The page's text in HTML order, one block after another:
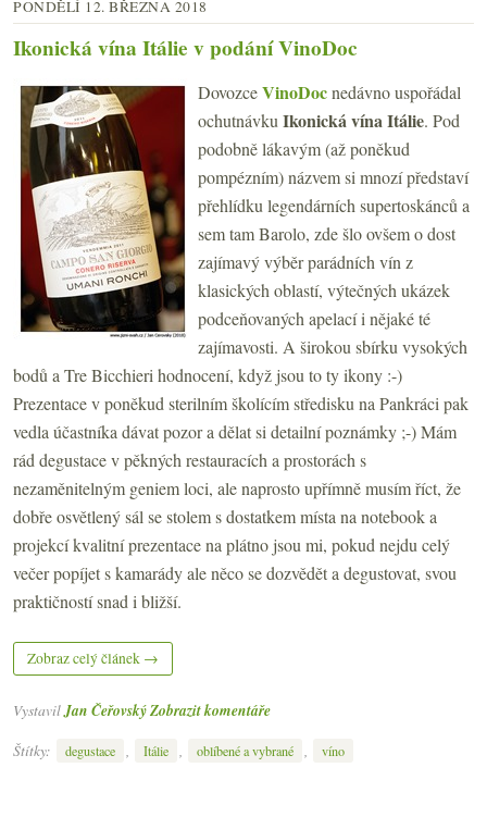
PONDĚLÍ 12. BŘEZNA 2018
Ikonická vína Itálie v podání VinoDoc
DovozceVinoDocnedávno uspořádal
ochutnávkuIkonická vína Itálie. Pod
podobně lákavým (až poněkud
pompézním) názvem si mnozí představí
přehlídku legendárních supertoskánců a
sem tam Barolo, zde šlo ovšem o dost
zajímavý výběr parádních vín z
klasických oblastí, výtečných ukázek
podceňovaných apelací i nějaké té
zajímavosti. A širokou sbírku vysokých
bodů a Tre Bicchieri hodnocení, když jsou to ty ikony :-)
Prezentace v poněkud sterilním školícím středisku na Pankráci pak
vedla účastníka dávat pozor a dělat si detailní poznámky ;-) Mám
rád degustace v pěkných restauracích a prostorách s
nezaměnitelným geniem loci, ale naprosto upřímně musím říct, že
dobře osvětlený sál se stolem s dostatkem místa na notebook a
projekcí kvalitní prezentace na plátno jsou mi, pokud nejdu celý
večer popíjet s kamarády ale něco se dozvědět a degustovat, svou
praktičností snad i bližší.
Zobraz celý článek →
VystavilJan ČeřovskýZobrazit komentáře
Štítky:
degustace , Itálie , oblíbené a vybrané , víno